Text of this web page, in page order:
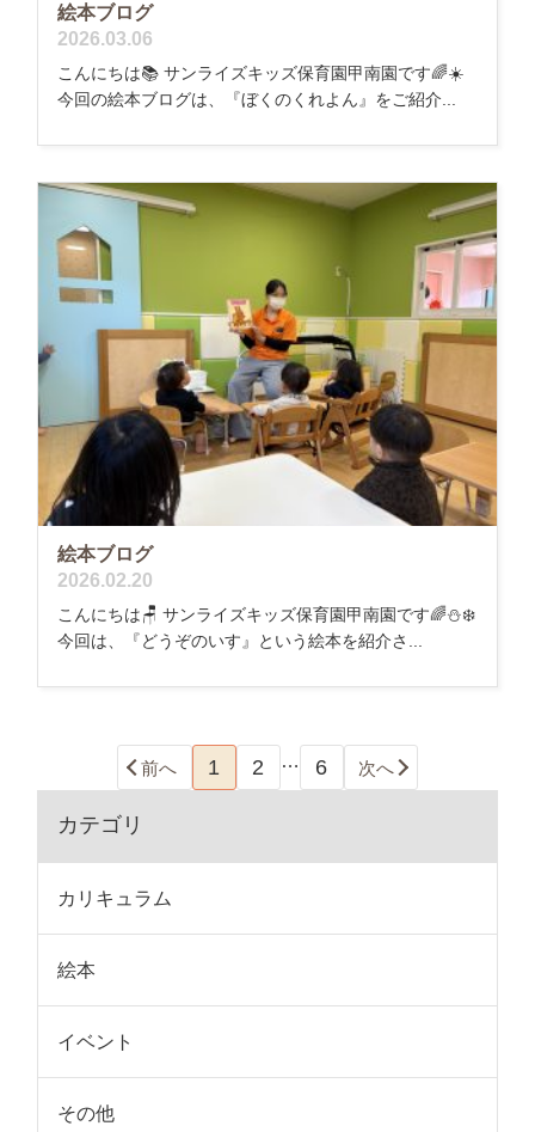
絵本ブログ
2026.03.06
こんにちは📚 サンライズキッズ保育園甲南園です🌈☀️
今回の絵本ブログは、『ぼくのくれよん』をご紹介...
絵本ブログ
2026.02.20
こんにちは🪑 サンライズキッズ保育園甲南園です🌈⛄️❄️
今回は、『どうぞのいす』という絵本を紹介さ...
前へ 1 2 … 6 次へ
カテゴリ
カリキュラム
絵本
イベント
その他